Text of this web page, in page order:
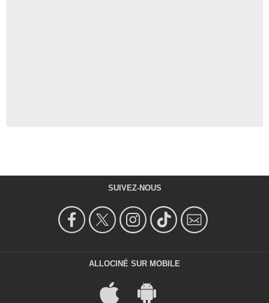
SUIVEZ-NOUS
ALLOCINÉ SUR MOBILE